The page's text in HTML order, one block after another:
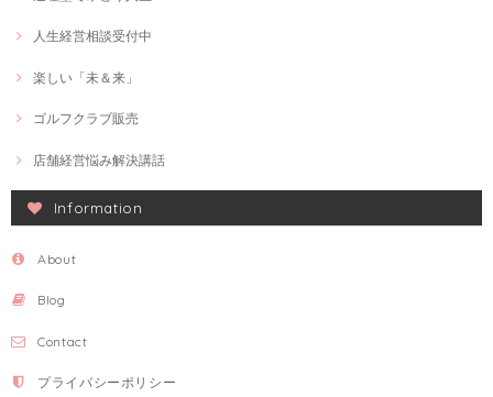
人生経営相談受付中
楽しい「未＆来」
ゴルフクラブ販売
店舗経営悩み解決講話
Information
About
Blog
Contact
プライバシーポリシー